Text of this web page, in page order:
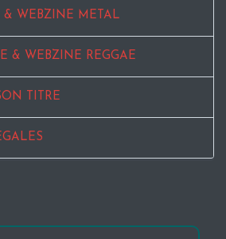
& WEBZINE METAL
& WEBZINE REGGAE
TITRE